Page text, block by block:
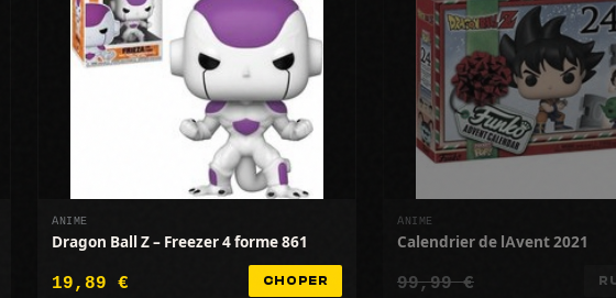
ANIME
Dragon Ball Z – Freezer 4 forme 861
19,89 € CHOPER
ANIME
Calendrier de lAvent 2021
99,99 €